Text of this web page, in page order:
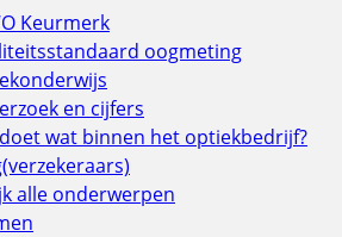
Keurmerk
oogmeting
en cijfers
wat binnen het optiekbedrijf?
alle onderwerpen